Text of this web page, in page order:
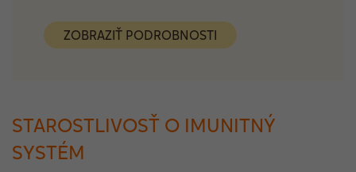
ZOBRAZIŤ PODROBNOSTI
STAROSTLIVOSŤ O IMUNITNÝ
SYSTÉM